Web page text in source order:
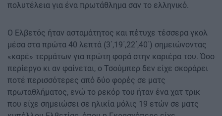
πολυτέλεια για ένα πρωτάθλημα σαν το ελληνικό.
Ο Ελβετός ήταν ασταμάτητος και πέτυχε τέσσερα γκολ
μέσα στα πρώτα 40 λεπτά (3΄,19΄,22΄,40΄) σημειώνοντας
«καρέ» τερμάτων για πρώτη φορά στην καριέρα του. Όσο
περίεργο κι αν φαίνεται, ο Τσούμπερ δεν είχε σκοράρει
ποτέ περισσότερες από δύο φορές σε ματς
πρωταθλήματος, ενώ το ρεκόρ του ήταν ένα χατ τρικ
που είχε σημειώσει σε ηλικία μόλις 19 ετών σε ματς